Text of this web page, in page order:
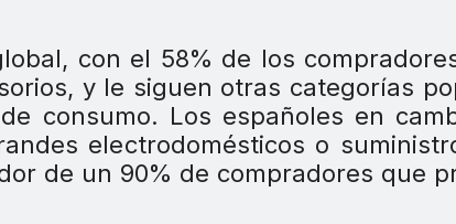
con el 58% de los
y le siguen otras categorías
consumo. Los españoles en
electrodomésticos o
de un 90% de compradores que